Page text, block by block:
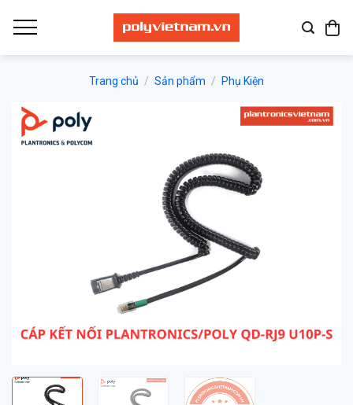
qua
Trang chủ / Sản phẩm / Phụ Kiện